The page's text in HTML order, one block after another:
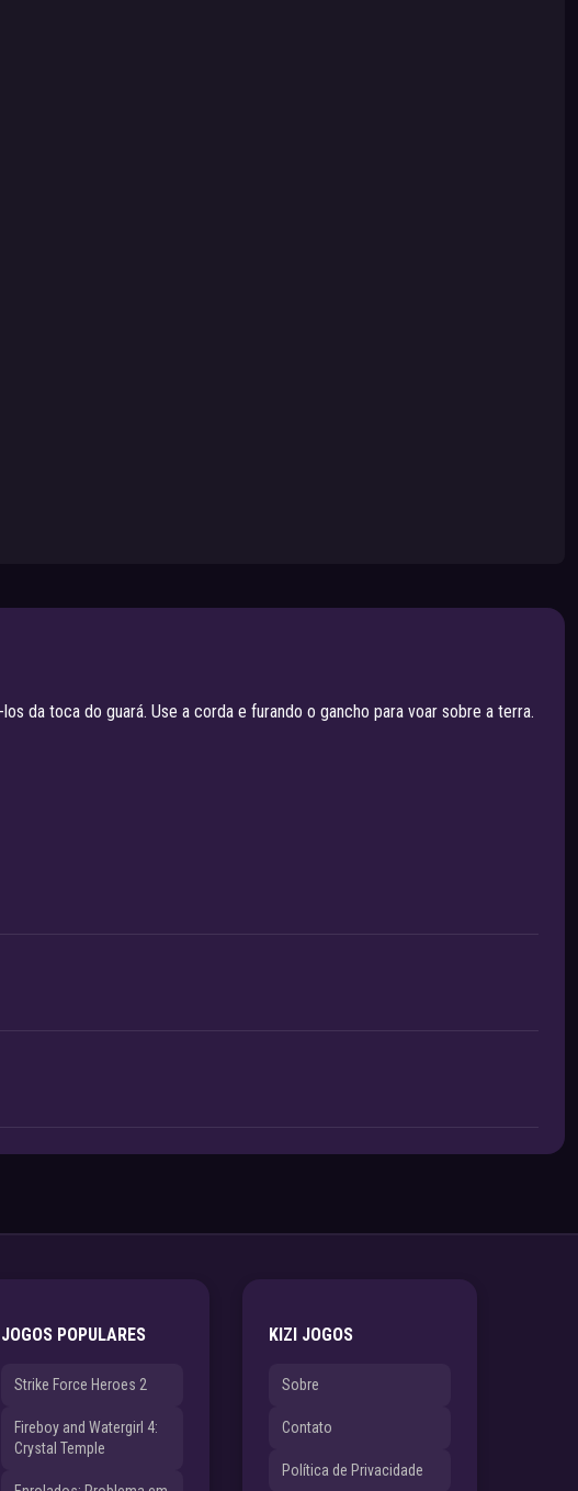
da toca do guará. Use a corda e furando o gancho para voar sobre a terra.
JOGOS POPULARES
Strike Force Heroes 2
Fireboy and Watergirl 4:
Crystal Temple
KIZI JOGOS
Sobre
Contato
Política de Privacidade